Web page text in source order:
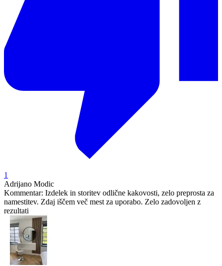
1
Adrijano Modic
Kommentar: Izdelek in storitev odlične kakovosti, zelo preprosta za
namestitev. Zdaj iščem več mest za uporabo. Zelo zadovoljen z
rezultati